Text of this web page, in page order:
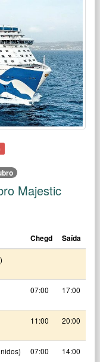
Majestic
Chegd Saída
07:00 17:00
11:00 20:00
07:00 14:00